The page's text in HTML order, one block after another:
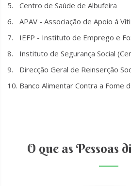
Centro de Saúde de Albufeira
APAV - Associação de Apoio á
IEFP - Instituto de Emprego e
Instituto de Segurança Social
Direcção Geral de Reinserção
Banco Alimentar Contra a Fome
O que as Pessoas